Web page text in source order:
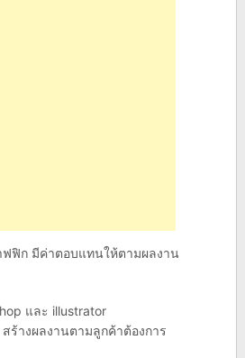
ฟิก มีค่าตอบแทนให้ตามผลงาน
และ illustrator
ร้างผลงานตามลูกค้าต้องการ